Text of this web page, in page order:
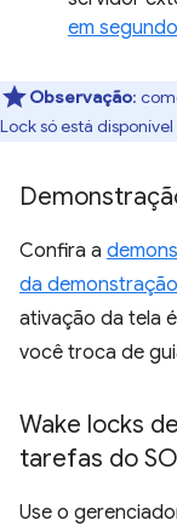
em
Observação:
Lock só está
Confira a
da demonstração
ativação da tela
você troca de
Wake locks
tarefas do SO
Use o